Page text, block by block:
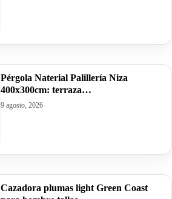
Pérgola Naterial Palillería Niza
400x300cm: terraza…
9 agosto, 2026
Cazadora plumas light Green Coast